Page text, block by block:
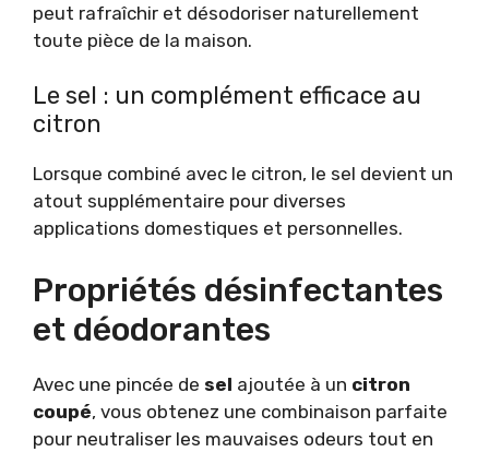
peut rafraîchir et désodoriser naturellement
toute pièce de la maison.
Le sel : un complément efficace au
citron
Lorsque combiné avec le citron, le sel devient un
atout supplémentaire pour diverses
applications domestiques et personnelles.
Propriétés désinfectantes
et déodorantes
Avec une pincée de sel ajoutée à un citron
coupé, vous obtenez une combinaison parfaite
pour neutraliser les mauvaises odeurs tout en